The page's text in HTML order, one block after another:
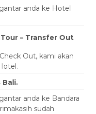
anda ke Hotel
– Transfer Out
Out, kami akan
Bali.
anda ke Bandara
sudah